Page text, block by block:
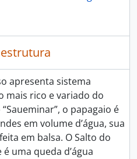
apresenta sistema
mais rico e variado do
o papagaio é
em volume d’água, sua
em balsa. O Salto do
uma queda d’água